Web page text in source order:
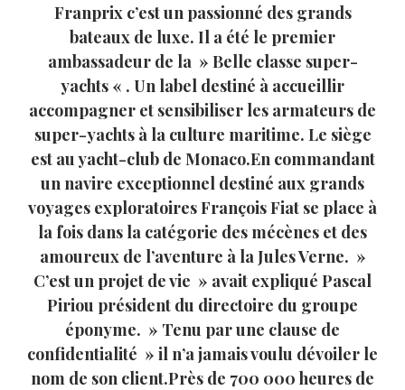
Franprix c’est un passionné des grands
bateaux de luxe. Il a été le premier
ambassadeur de la » Belle classe super-
yachts « . Un label destiné à accueillir
accompagner et sensibiliser les armateurs de
super-yachts à la culture maritime. Le siège
est au yacht-club de Monaco.En commandant
un navire exceptionnel destiné aux grands
voyages exploratoires François Fiat se place à
la fois dans la catégorie des mécènes et des
amoureux de l’aventure à la Jules Verne. »
C’est un projet de vie » avait expliqué Pascal
Piriou président du directoire du groupe
éponyme. » Tenu par une clause de
confidentialité » il n’a jamais voulu dévoiler le
nom de son client.Près de 700 000 heures de